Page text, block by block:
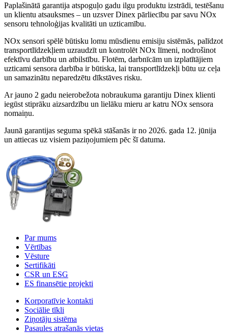
Paplašinātā garantija atspoguļo gadu ilgu produktu izstrādi, testēšanu
un klientu atsauksmes – un uzsver Dinex pārliecību par savu NOx
sensoru tehnoloģijas kvalitāti un uzticamību.
NOx sensori spēlē būtisku lomu mūsdienu emisiju sistēmās, palīdzot
transportlīdzekļiem uzraudzīt un kontrolēt NOx līmeni, nodrošinot
efektīvu darbību un atbilstību. Flotēm, darbnīcām un izplatītājiem
uzticami sensora darbība ir būtiska, lai transportlīdzekļi būtu uz ceļa
un samazinātu neparedzētu dīkstāves risku.
Ar jauno 2 gadu neierobežota nobraukuma garantiju Dinex klienti
iegūst stiprāku aizsardzību un lielāku mieru ar katru NOx sensora
nomaiņu.
Jaunā garantijas seguma spēkā stāšanās ir no 2026. gada 12. jūnija
un attiecas uz visiem paziņojumiem pēc šī datuma.
Par mums
Vērtības
Vēsture
Sertifikāti
CSR un ESG
ES finansētie projekti
Korporatīvie kontakti
Sociālie tīkli
Ziņotāju sistēma
Pasaules atrašanās vietas